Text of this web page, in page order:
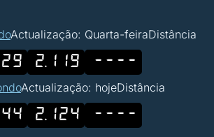
Actualização: Quarta-feiraDistância
2.119 ----
Actualização: hojeDistância
2.124 ----